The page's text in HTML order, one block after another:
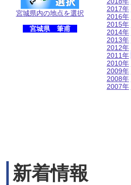
宮城県内の地点を選択
宮城県 筆甫
2017年
2016年
2015年
2014年
2013年
2012年
2011年
2010年
2009年
2008年
2007年
新着情報